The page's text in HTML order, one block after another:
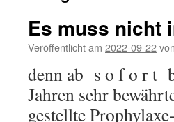
Es muss nicht
Veröffentlicht am 2022-09-22von
denn ab s o f o r t
Jahren sehr
gestellte